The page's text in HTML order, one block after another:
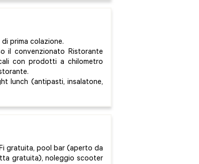
prima colazione.
il convenzionato Ristorante
con prodotti a chilometro
lunch (antipasti, insalatone,
gratuita, pool bar (aperto da
gratuita), noleggio scooter